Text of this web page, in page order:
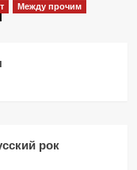
Между прочим
рок